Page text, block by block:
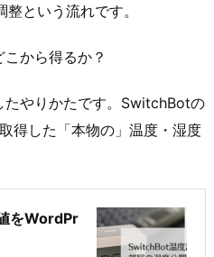
という流れです。
から得るか？
たやりかたです。SwitchBotの
得した「本物の」温度・湿度
をWordPr